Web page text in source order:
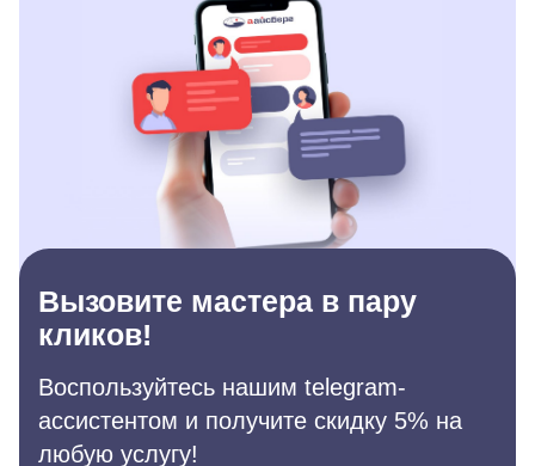
Вызовите мастера в пару
кликов!
Воспользуйтесь нашим telegram-
ассистентом и получите скидку 5% на
любую услугу!